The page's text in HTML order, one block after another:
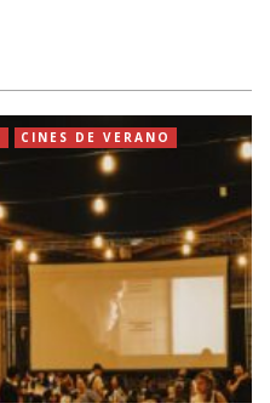
CINES DE VERANO